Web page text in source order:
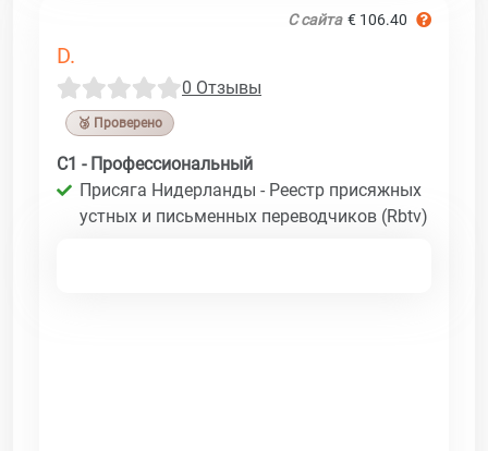
С сайта € 106.40
D.
0 Отзывы
🥉 Проверено
C1 - Профессиональный
Присяга Нидерланды - Реестр присяжных
устных и письменных переводчиков (Rbtv)